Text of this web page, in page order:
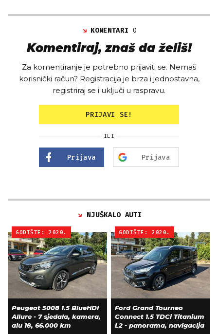
KOMENTARI0
Komentiraj, znaš da želiš!
Za komentiranje je potrebno prijaviti se. Nemaš
korisnički račun? Registracija je brza i jednostavna,
registriraj se i uključi u raspravu.
PRIJAVI SE!
ILI
Prijava Prijava
NJUŠKALO AUTI
GODIŠTE: 2020.
Peugeot 5008 1.5 BlueHDI
Allure - 7 sjedala, kamera,
alu 18, 66.000 km
GODIŠTE: 2020.
Ford Grand Tourneo
Connect 1.5 TDCi Titanium
L2 - panorama, navigacija